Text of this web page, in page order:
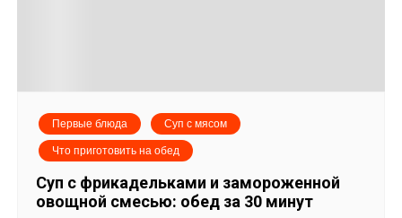
м
Первые блюда Суп с мясом
Что приготовить на обед
Суп с фрикадельками и замороженной
овощной смесью: обед за 30 минут